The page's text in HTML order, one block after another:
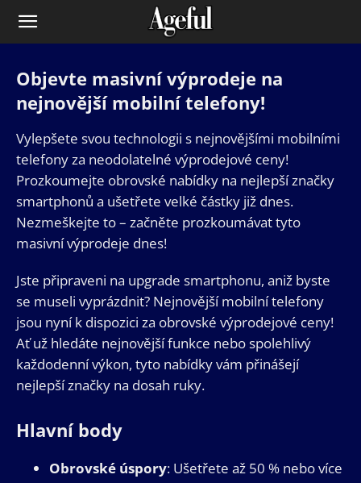
Objevte masivní výprodeje na
nejnovější mobilní telefony!
Vylepšete svou technologii s nejnovějšími mobilními
telefony za neodolatelné výprodejové ceny!
Prozkoumejte obrovské nabídky na nejlepší značky
smartphonů a ušetřete velké částky již dnes.
Nezmeškejte to – začněte prozkoumávat tyto
masivní výprodeje dnes!
Jste připraveni na upgrade smartphonu, aniž byste
se museli vyprázdnit? Nejnovější mobilní telefony
jsou nyní k dispozici za obrovské výprodejové ceny!
Ať už hledáte nejnovější funkce nebo spolehlivý
každodenní výkon, tyto nabídky vám přinášejí
nejlepší značky na dosah ruky.
Hlavní body
Obrovské úspory: Ušetřete až 50 % nebo více